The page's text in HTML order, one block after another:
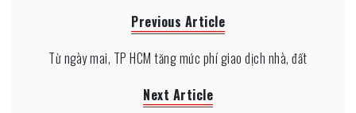
Previous Article
Từ ngày mai, TP HCM tăng mức phí giao dịch nhà, đất
Next Article